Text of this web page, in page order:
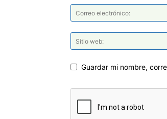
Guardar mi nombre,